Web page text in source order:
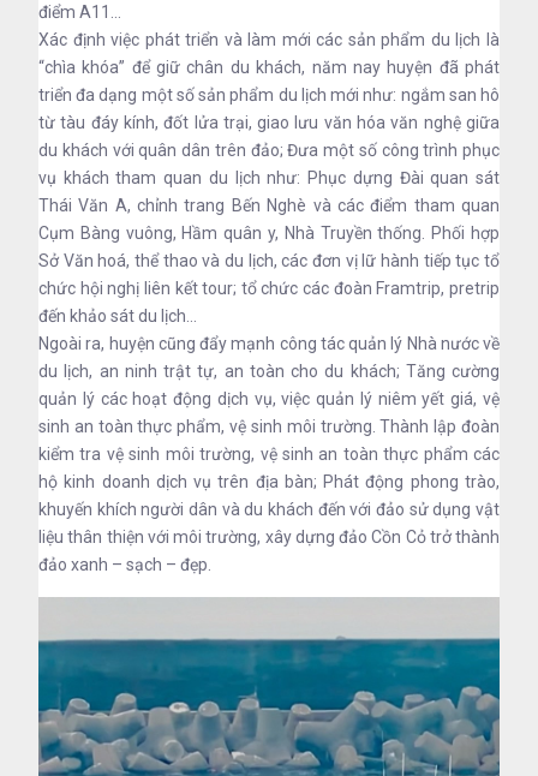
điểm A11…
Xác định việc phát triển và làm mới các sản phẩm du lịch là
“chìa khóa” để giữ chân du khách, năm nay huyện đã phát
triển đa dạng một số sản phẩm du lịch mới như: ngắm san hô
từ tàu đáy kính, đốt lửa trại, giao lưu văn hóa văn nghệ giữa
du khách với quân dân trên đảo; Đưa một số công trình phục
vụ khách tham quan du lịch như: Phục dựng Đài quan sát
Thái Văn A, chỉnh trang Bến Nghè và các điểm tham quan
Cụm Bàng vuông, Hầm quân y, Nhà Truyền thống. Phối hợp
Sở Văn hoá, thể thao và du lịch, các đơn vị lữ hành tiếp tục tổ
chức hội nghị liên kết tour; tổ chức các đoàn Framtrip, pretrip
đến khảo sát du lịch…
Ngoài ra, huyện cũng đẩy mạnh công tác quản lý Nhà nước về
du lịch, an ninh trật tự, an toàn cho du khách; Tăng cường
quản lý các hoạt động dịch vụ, việc quản lý niêm yết giá, vệ
sinh an toàn thực phẩm, vệ sinh môi trường. Thành lập đoàn
kiểm tra vệ sinh môi trường, vệ sinh an toàn thực phẩm các
hộ kinh doanh dịch vụ trên địa bàn; Phát động phong trào,
khuyến khích người dân và du khách đến với đảo sử dụng vật
liệu thân thiện với môi trường, xây dựng đảo Cồn Cỏ trở thành
đảo xanh – sạch – đẹp.